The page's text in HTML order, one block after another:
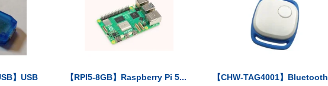
】USB
【RPI5-8GB】Raspberry Pi 5...
【CHW-TAG4001】Bluetooth